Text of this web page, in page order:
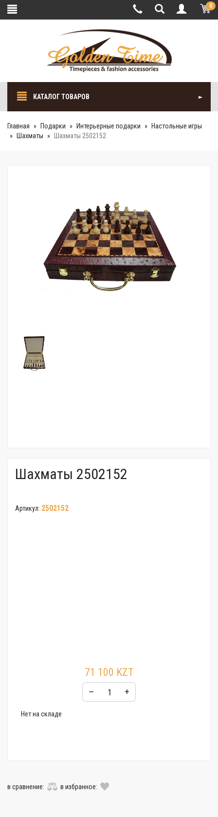
0
КАТАЛОГ ТОВАРОВ
Главная Подарки Интерьерные подарки
Настольные игры
Шахматы
Шахматы 2502152
Шахматы 2502152
Артикул: 2502152
71 100 KZT
– +
Нет на складе
в сравнение: в избранное: